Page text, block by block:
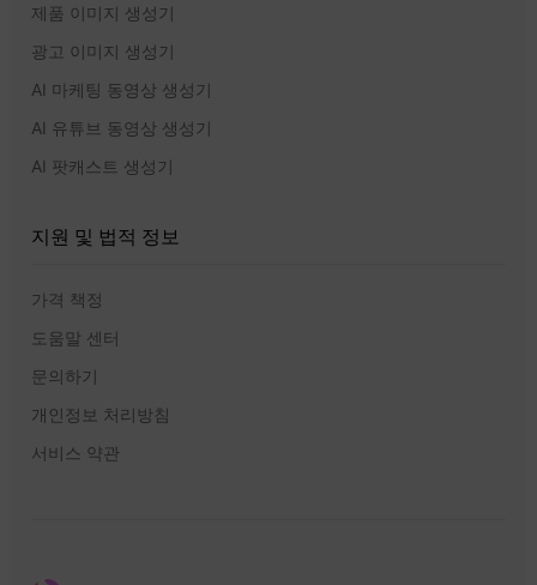
제품 이미지 생성기
광고 이미지 생성기
AI 마케팅 동영상 생성기
AI 유튜브 동영상 생성기
AI 팟캐스트 생성기
지원 및 법적 정보
가격 책정
도움말 센터
문의하기
개인정보 처리방침
서비스 약관